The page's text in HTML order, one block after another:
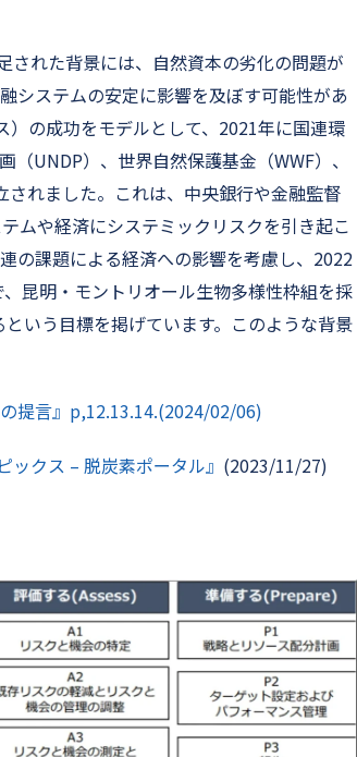
された背景には、自然資本の劣化の問題が
システムの安定に影響を及ぼす可能性があ
）の成功をモデルとして、2021年に国連環
UNDP）、世界自然保護基金（WWF）、
れました。これは、中央銀行や金融監督
ムや経済にシステミックリスクを引き起こ
の課題による経済への影響を考慮し、2022
昆明・モントリオール生物多様性枠組を採
いう目標を掲げています。このような背景
提言』p,12.13.14.(2024/02/06)
クス – 脱炭素ポータル』 (2023/11/27)